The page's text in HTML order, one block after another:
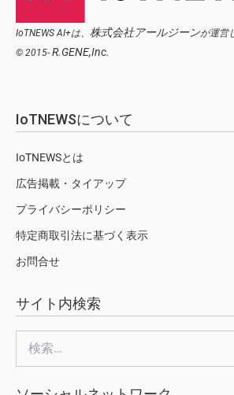
IoTNEWS AI+は、 株式会社アールジーンが運営
© 2015- R.GENE,Inc.
IoTNEWSについて
IoTNEWSとは
広告掲載・タイアップ
プライバシーポリシー
特定商取引法に基づく表示
お問合せ
サイト内検索
索: